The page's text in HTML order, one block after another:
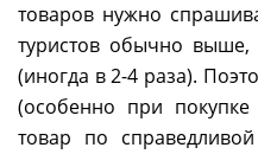
товаров нужно
туристов обычно
(иногда в 2-4 раза).
(особенно при
товар по